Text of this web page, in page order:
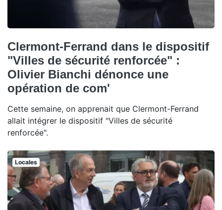
Clermont-Ferrand dans le dispositif
"Villes de sécurité renforcée" :
Olivier Bianchi dénonce une
opération de com'
Cette semaine, on apprenait que Clermont-Ferrand
allait intégrer le dispositif "Villes de sécurité
renforcée".
Locales